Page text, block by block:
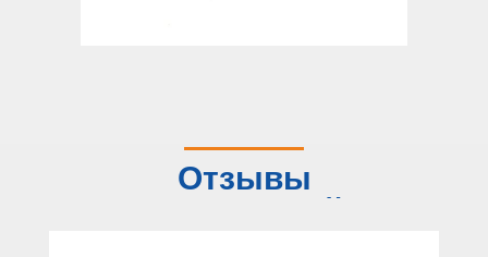
Отзывы
слушателей